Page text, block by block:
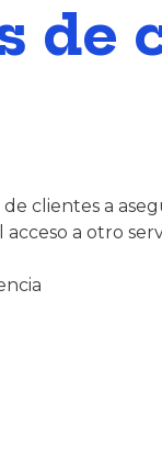
de
clientes a
a otro